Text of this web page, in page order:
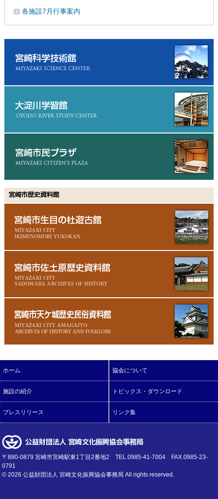
各施設7月行事案内
ホーム 協会について
施設の紹介 トピックス・ダウンロード
プレスリリース リンク集
〒880-0879 宮崎市宮崎駅東1丁目2番地2 TEL.0985-41-7004 FAX.0985-23-
0791
©2026 公益財団法人 宮崎文化振興協会事務局 All rights reserved.